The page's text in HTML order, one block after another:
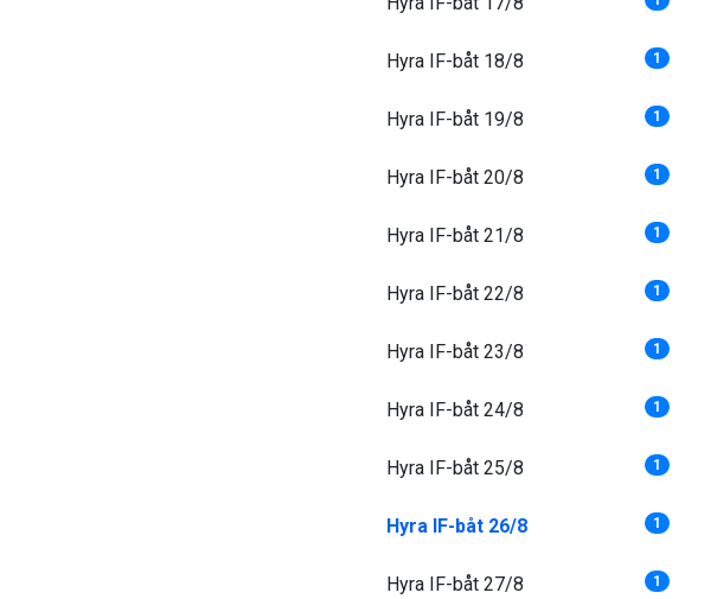
Hyra IF-båt 18/8 1
Hyra IF-båt 19/8 1
Hyra IF-båt 20/8 1
Hyra IF-båt 21/8 1
Hyra IF-båt 22/8 1
Hyra IF-båt 23/8 1
Hyra IF-båt 24/8 1
Hyra IF-båt 25/8 1
Hyra IF-båt 26/8 1
Hyra IF-båt 27/8 1